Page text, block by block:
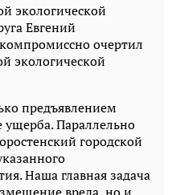
экологической
Евгений
очертил
экологической
предъявлением
Параллельно
городской
Наша главная задача
вреда, но и